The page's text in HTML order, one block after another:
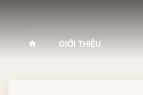
GIỚI THIỆU